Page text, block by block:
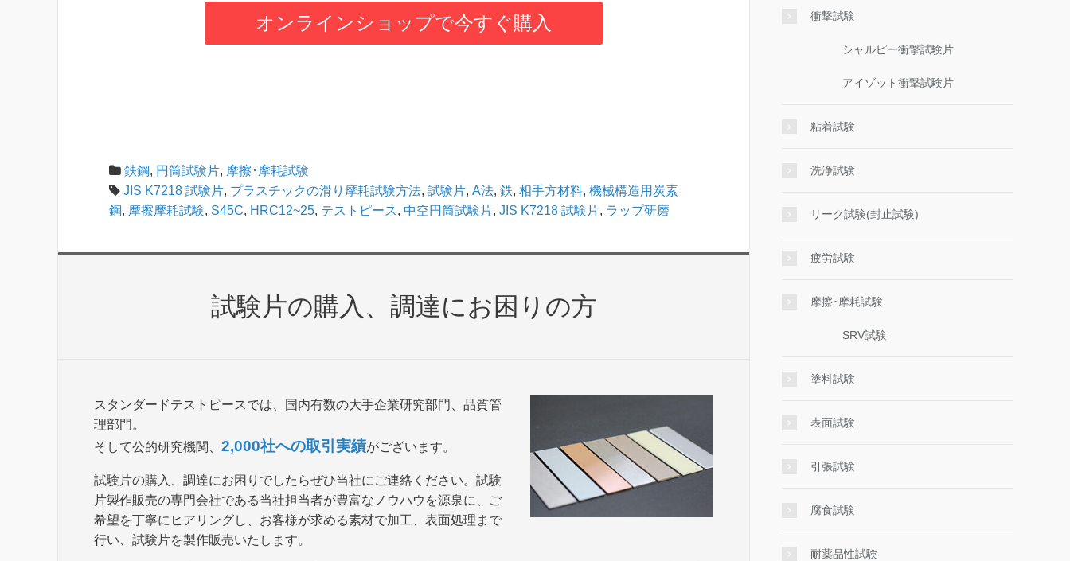
オンラインショップで今すぐ購入
鉄鋼, 円筒試験片, 摩擦･摩耗試験
JIS K7218 試験片, プラスチックの滑り摩耗試験方法, 試験片, A法, 鉄, 相手方材料, 機械構造用炭素
鋼, 摩擦摩耗試験, S45C, HRC12~25, テストピース, 中空円筒試験片, JIS K7218 試験片, ラップ研磨
試験片の購入、調達にお困りの方
スタンダードテストピースでは、国内有数の大手企業研究部門、品質管
理部門。
そして公的研究機関、 2,000社への取引実績がございます。
試験片の購入、調達にお困りでしたらぜひ当社にご連絡ください。試験
片製作販売の専門会社である当社担当者が豊富なノウハウを源泉に、ご
希望を丁寧にヒアリングし、お客様が求める素材で加工、表面処理まで
行い、試験片を製作販売いたします。
衝撃試験
シャルピー衝撃試験片
アイゾット衝撃試験片
粘着試験
洗浄試験
リーク試験(封止試験)
疲労試験
摩擦･摩耗試験
SRV試験
塗料試験
表面試験
引張試験
腐食試験
耐薬品性試験